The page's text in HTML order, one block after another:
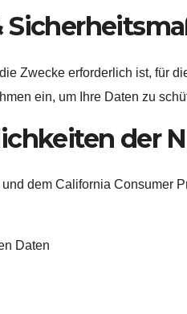
Zwecke erforderlich ist, für
ein, um Ihre Daten zu
der
dem California Consumer
Daten